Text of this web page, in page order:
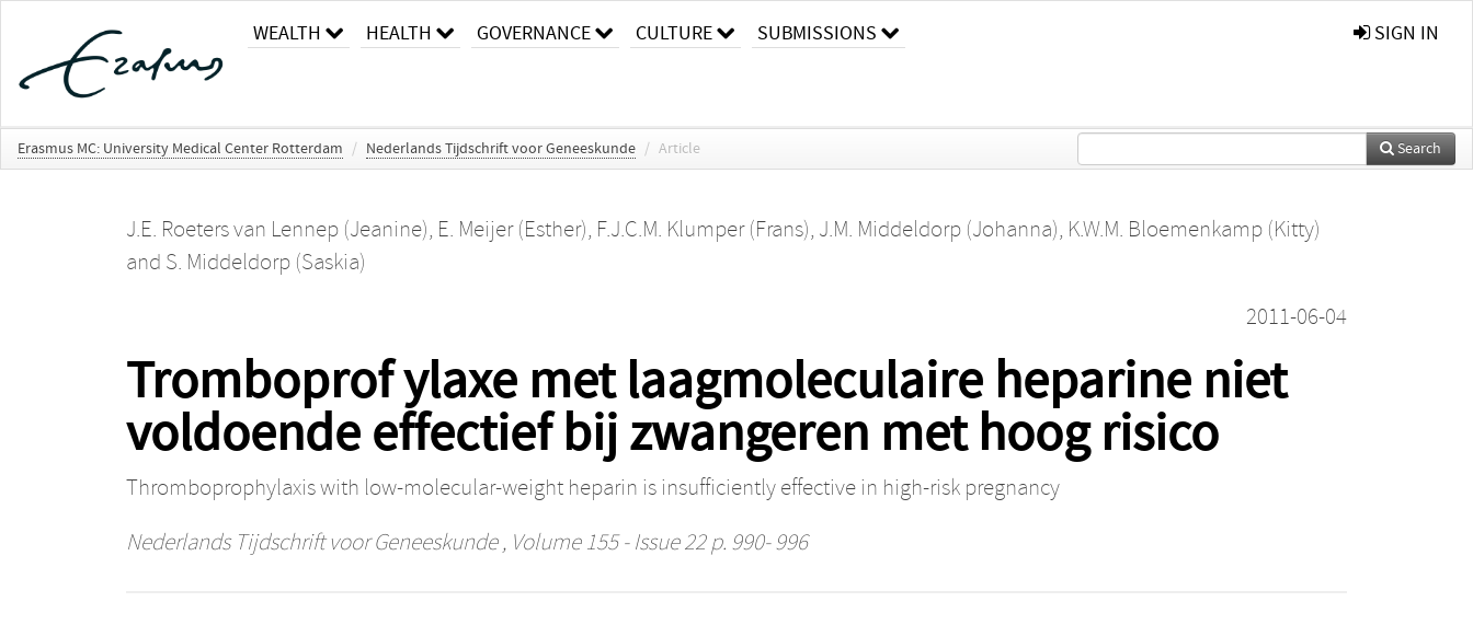
WEALTH HEALTH GOVERNANCE CULTURE SUBMISSIONS SIGN IN
Erasmus MC: University Medical Center Rotterdam / Nederlands Tijdschrift voor Geneeskunde / Article Search
J.E. Roeters van Lennep (Jeanine), E. Meijer (Esther), F.J.C.M. Klumper (Frans), J.M. Middeldorp (Johanna), K.W.M. Bloemenkamp (Kitty)
and S. Middeldorp (Saskia)
2011-06-04
Tromboprof ylaxe met laagmoleculaire heparine niet
voldoende effectief bij zwangeren met hoog risico
Thromboprophylaxis with low-molecular-weight heparin is insufficiently effective in high-risk pregnancy
Nederlands Tijdschrift voor Geneeskunde, Volume 155 - Issue 22 p. 990- 996